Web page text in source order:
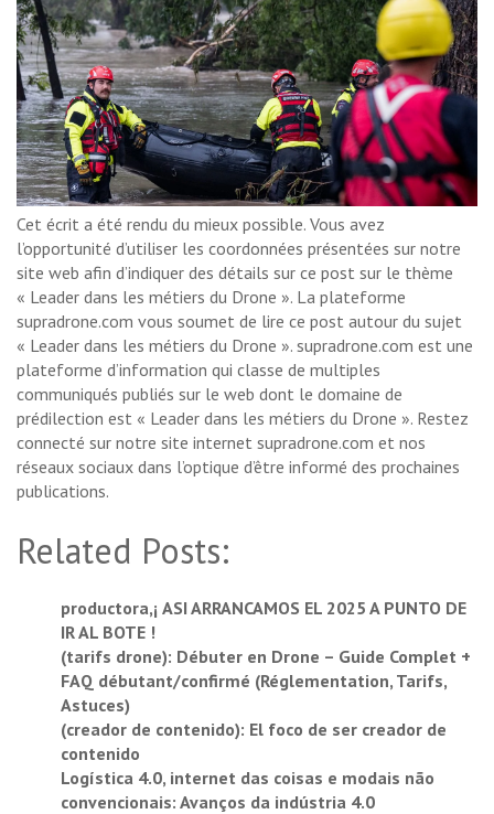
Cet écrit a été rendu du mieux possible. Vous avez
l’opportunité d’utiliser les coordonnées présentées sur notre
site web afin d’indiquer des détails sur ce post sur le thème
« Leader dans les métiers du Drone ». La plateforme
supradrone.com vous soumet de lire ce post autour du sujet
« Leader dans les métiers du Drone ». supradrone.com est une
plateforme d’information qui classe de multiples
communiqués publiés sur le web dont le domaine de
prédilection est « Leader dans les métiers du Drone ». Restez
connecté sur notre site internet supradrone.com et nos
réseaux sociaux dans l’optique d’être informé des prochaines
publications.
Related Posts:
productora,¡ ASI ARRANCAMOS EL 2025 A PUNTO DE
IR AL BOTE !
(tarifs drone): Débuter en Drone – Guide Complet +
FAQ débutant/confirmé (Réglementation, Tarifs,
Astuces)
(creador de contenido): El foco de ser creador de
contenido
Logística 4.0, internet das coisas e modais não
convencionais: Avanços da indústria 4.0